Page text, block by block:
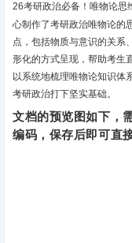
26考研政治必备！唯物论思
心制作了考研政治唯物论的
点，包括物质与意识的关系
形化的方式呈现，帮助考生
以系统地梳理唯物论知识体
考研政治打下坚实基础‌。
文档的预览图如下，
编码，保存后即可直